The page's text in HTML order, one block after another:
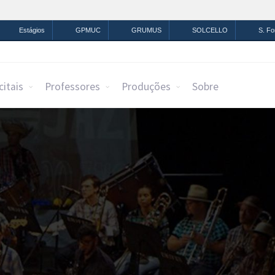
Legislação Canais
Estágios GPMUC GRUMUS SOLCELLO S.
Professores Produções Sobre